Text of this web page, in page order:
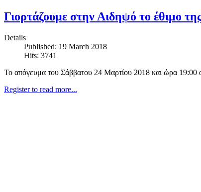
Γιορτάζουμε στην Αιδηψό το έθιμο
Details
Published: 19 March 2018
Hits: 3741
Το απόγευμα του Σάββατου 24 Μαρτίου 2018 και ώρα 19:00
Register to read more...